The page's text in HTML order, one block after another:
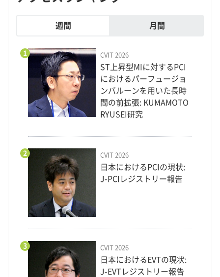
週間 月間
1 CVIT 2026
ST上昇型MIに対するPCI
におけるパーフュージョ
ンバルーンを用いた長時
間の前拡張: KUMAMOTO
RYUSEI研究
2 CVIT 2026
日本におけるPCIの現状:
J-PCIレジストリー報告
3 CVIT 2026
日本におけるEVTの現状:
J-EVTレジストリー報告